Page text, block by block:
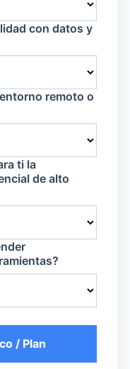
con datos y
remoto o
ti la
de alto
/ Plan